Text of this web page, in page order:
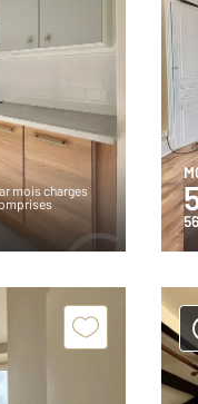
mois charges